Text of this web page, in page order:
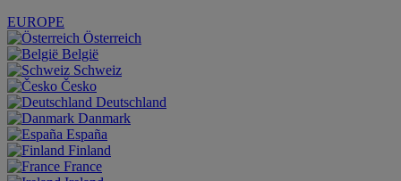
EUROPE
Österreich
België
Schweiz
Česko
Deutschland
Danmark
España
Finland
France